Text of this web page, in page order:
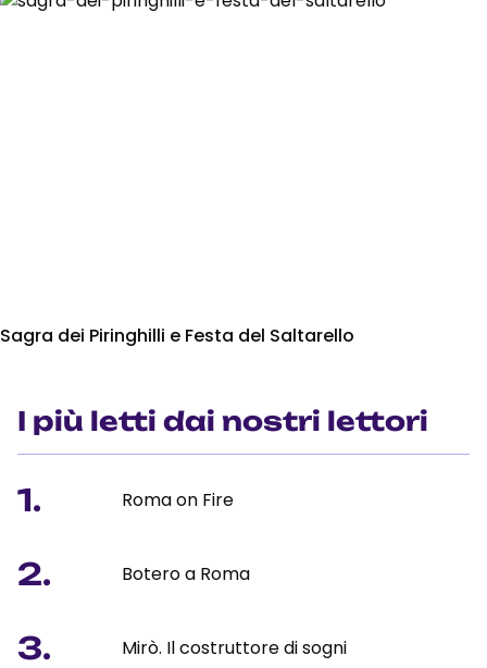
Sagra dei Piringhilli e Festa del Saltarello
I più letti dai nostri lettori
1. Roma on Fire
2. Botero a Roma
3. Mirò. Il costruttore di sogni